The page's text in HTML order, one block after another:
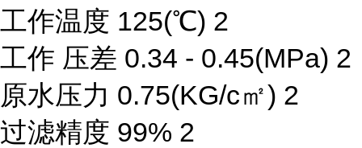
工作温度 125(℃) 2
工作 压差 0.34 - 0.45(MPa) 2
原水压力 0.75(KG/c㎡) 2
过滤精度 99% 2